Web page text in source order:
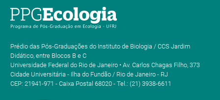
Prédio das Pós-Graduações do Instituto de Biologia / CCS Jardim
Didático, entre Blocos B e C
Universidade Federal do Rio de Janeiro • Av. Carlos Chagas Filho, 373
Cidade Universitária - Ilha do Fundão / Rio de Janeiro - RJ
CEP: 21941-971 - Caixa Postal 68020 - Tel.: (21) 3938-6611